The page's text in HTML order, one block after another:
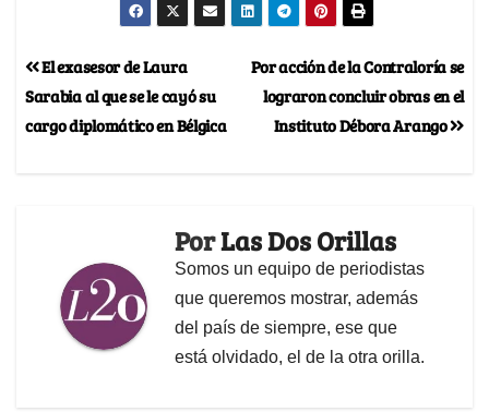
Por acción de la Contraloría se
lograron concluir obras en el
Instituto Débora Arango
El exasesor de Laura
Sarabia al que se le cayó su
cargo diplomático en Bélgica
PorLas Dos Orillas
Somos un equipo de periodistas
que queremos mostrar, además
del país de siempre, ese que
está olvidado, el de la otra orilla.